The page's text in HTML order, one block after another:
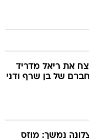
את ריאל מדריד
של בן שרף ודני
נמשך: מוזס